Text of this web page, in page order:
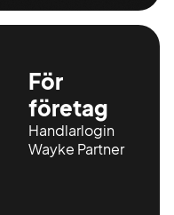
För
företag
Handlarlogin
Wayke Partner